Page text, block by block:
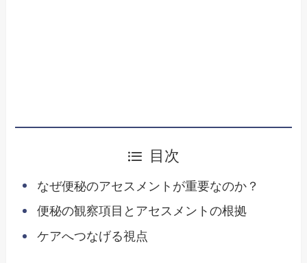
目次
なぜ便秘のアセスメントが重要なのか？
便秘の観察項目とアセスメントの根拠
ケアへつなげる視点